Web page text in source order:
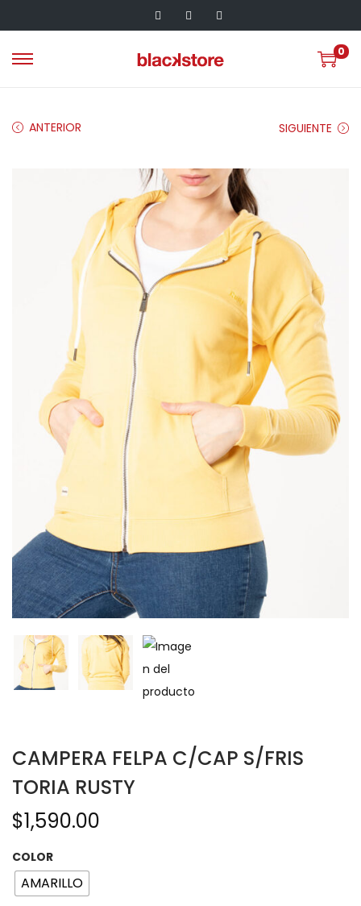
0
ANTERIOR SIGUIENTE
CAMPERA FELPA C/CAP S/FRIS
TORIA RUSTY
$1,590.00
COLOR
AMARILLO